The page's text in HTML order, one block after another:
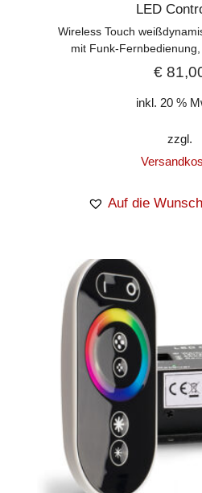
LED
Wireless Touch
mit Funk-
€
inkl. 20 %
zzgl.
Auf die